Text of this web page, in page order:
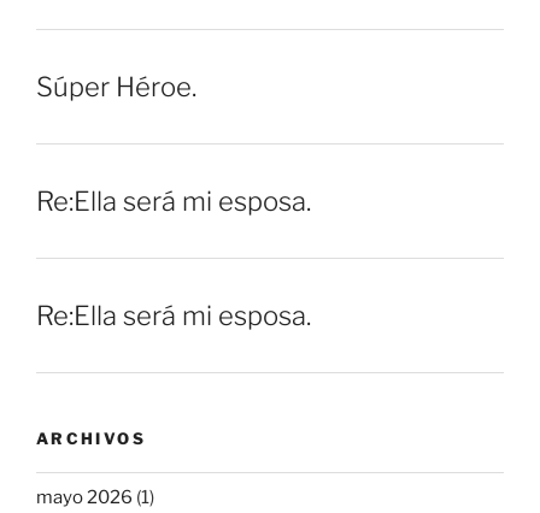
Súper Héroe.
Re:Ella será mi esposa.
Re:Ella será mi esposa.
ARCHIVOS
mayo 2026 (1)